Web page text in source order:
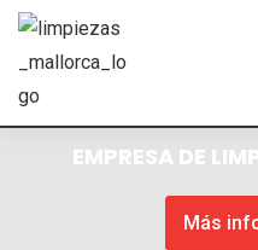
Más
EMPRESA DE